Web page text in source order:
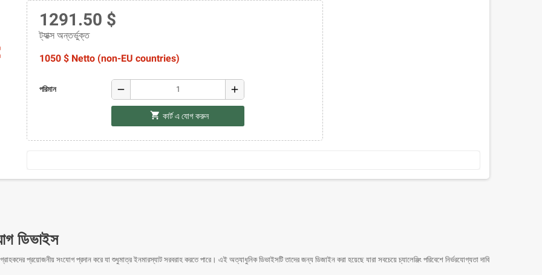
1291.50 $
ট্যাক্স অন্তর্ভুক্ত
1050 $ Netto (non-EU countries)
পরিমান remove add
shopping_cart কার্ট এ যোগ করুন
ডিভাইস
প্রয়োজনীয় সংযোগ প্রদান করে যা শুধুমাত্র ইনমারস্যাট সরবরাহ করতে পারে। এই অত্যাধুনিক ডিভাইসটি তাদের জন্য ডিজাইন করা হয়েছে যারা সবচেয়ে চ্যালেঞ্জিং পরিবেশে নির্ভরযোগ্যতা দাবি